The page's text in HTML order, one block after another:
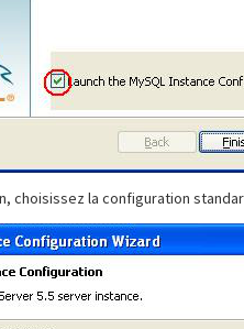
choisissez la configuration